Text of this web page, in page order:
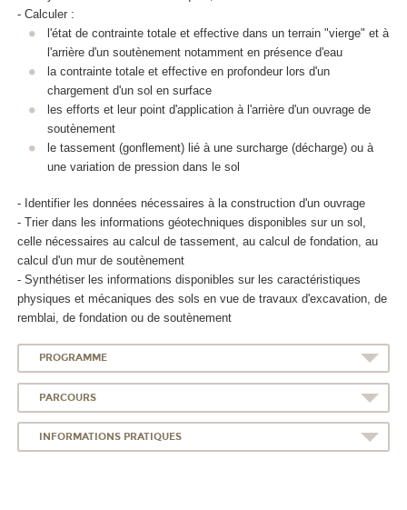
- Calculer :
l'état de contrainte totale et effective dans un terrain "vierge" et à
l'arrière d'un soutènement notamment en présence d'eau
la contrainte totale et effective en profondeur lors d'un
chargement d'un sol en surface
les efforts et leur point d'application à l'arrière d'un ouvrage de
soutènement
le tassement (gonflement) lié à une surcharge (décharge) ou à
une variation de pression dans le sol
- Identifier les données nécessaires à la construction d'un ouvrage
- Trier dans les informations géotechniques disponibles sur un sol,
celle nécessaires au calcul de tassement, au calcul de fondation, au
calcul d'un mur de soutènement
- Synthétiser les informations disponibles sur les caractéristiques
physiques et mécaniques des sols en vue de travaux d'excavation, de
remblai, de fondation ou de soutènement
PROGRAMME
PARCOURS
INFORMATIONS PRATIQUES